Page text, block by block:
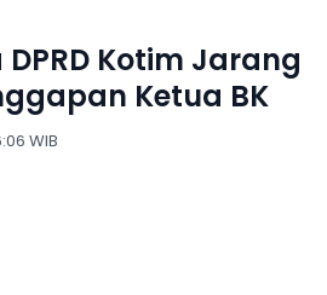
Kotim Jarang
Ketua BK
WIB